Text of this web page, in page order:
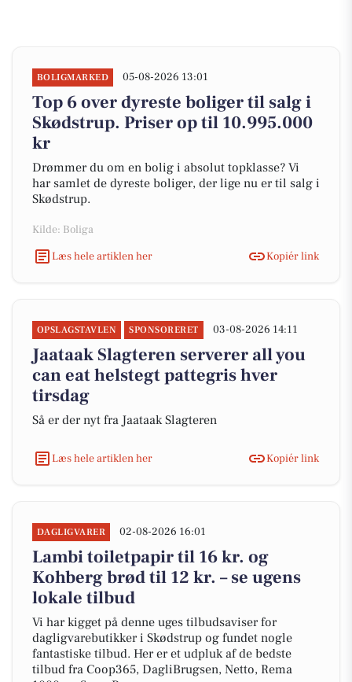
BOLIGMARKED 05-08-2026 13:01
Top 6 over dyreste boliger til salg i
Skødstrup. Priser op til 10.995.000
kr
Drømmer du om en bolig i absolut topklasse? Vi
har samlet de dyreste boliger, der lige nu er til salg i
Skødstrup.
Kilde: Boliga
Læs hele artiklen her
Kopiér link
OPSLAGSTAVLEN SPONSORERET 03-08-2026 14:11
Jaataak Slagteren serverer all you
can eat helstegt pattegris hver
tirsdag
Så er der nyt fra Jaataak Slagteren
Læs hele artiklen her Kopiér link
DAGLIGVARER 02-08-2026 16:01
Lambi toiletpapir til 16 kr. og
Kohberg brød til 12 kr. – se ugens
lokale tilbud
Vi har kigget på denne uges tilbudsaviser for
dagligvarebutikker i Skødstrup og fundet nogle
fantastiske tilbud. Her er et udpluk af de bedste
tilbud fra Coop365, DagliBrugsen, Netto, Rema